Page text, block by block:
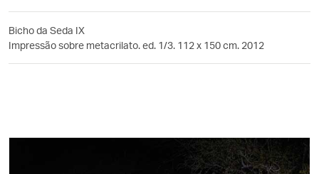
Bicho da Seda IX
Impressão sobre metacrilato. ed. 1/3. 112 x 150 cm. 2012